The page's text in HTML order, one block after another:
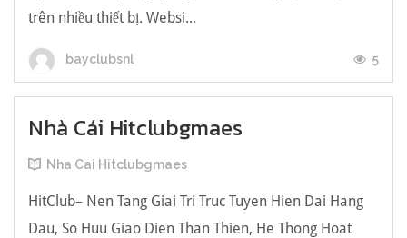
trên nhiều thiết bị. Websi...
bayclubsnl 5
Nhà Cái Hitclubgmaes
Nha Cai Hitclubgmaes
HitClub– Nen Tang Giai Tri Truc Tuyen Hien Dai Hang
Dau, So Huu Giao Dien Than Thien, He Thong Hoat